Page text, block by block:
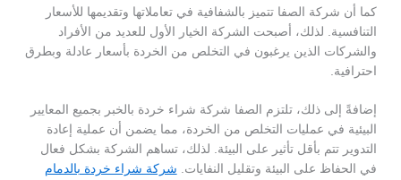
كما أن شركة الصفا تتميز بالشفافية في تعاملاتها وتقديمها للأسعار
التنافسية. لذلك، أصبحت الشركة الخيار الأول للعديد من الأفراد
والشركات الذين يرغبون في التخلص من الخردة بأسعار عادلة وبطرق
احترافية.
إضافةً إلى ذلك، تلتزم الصفا شركة شراء خردة بالخبر بجميع المعايير
البيئية في عمليات التخلص من الخردة، مما يضمن أن عملية إعادة
التدوير تتم بأقل تأثير على البيئة. لذلك، تساهم الشركة بشكل فعال
في الحفاظ على البيئة وتقليل النفايات. شركة شراء خردة بالدمام